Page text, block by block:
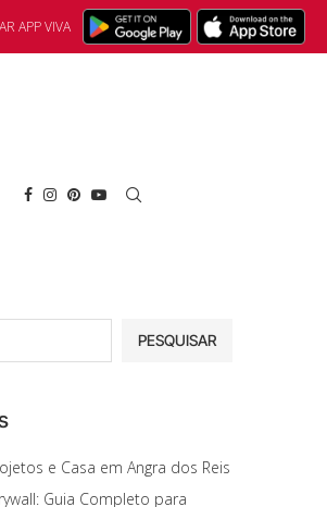
APP VIVA
PESQUISAR
e Casa em Angra dos Reis
Guia Completo para